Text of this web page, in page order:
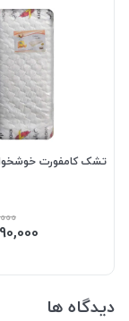
تشک کامفورت
دیدگاه ها